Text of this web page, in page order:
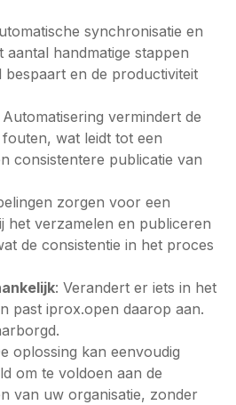
synchronisatie en
handmatige stappen
bespaart en de productiviteit
Automatisering vermindert de
wat leidt tot een
consistentere publicatie van
zorgen voor een
het verzamelen en publiceren
de consistentie in het proces
: Verandert er iets in het
past iprox.open daarop aan.
oplossing kan eenvoudig
om te voldoen aan de
van uw organisatie, zonder